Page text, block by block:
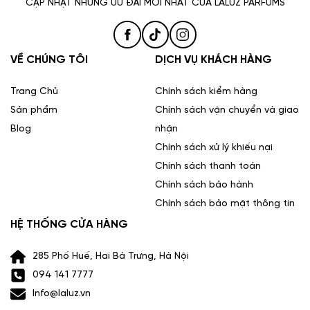
đáo của sản phẩm.
Hương thơm của Perfume Afnan rất độc đáo, quyến rũ
và phù hợp với nhiều phong cách cũng như sở thích
Nước hoa Afnan sử dụng hương liệu tự nhiên như gỗ,
gây kích ứng.
Có độ bám và thời gian lưu hương lâu từ 6 đến 12 giờ,
tùy thuộc vào nồng độ của sản phẩm.
CẬP NHẬT NHỮNG ƯU ĐÃI MỚI NHẤT CỦA LALUZ PARFUMS
VỀ CHÚNG TÔI
Trang Chủ
Sản phẩm
Blog
DỊCH VỤ KHÁCH HÀNG
Chính sách kiểm hàng
Chính sách vận chuyển và giao
nhận
Chính sách xử lý khiếu nại
Chính sách thanh toán
Chính sách bảo hành
Chính sách bảo mật thông tin
HỆ THỐNG CỬA HÀNG
285 Phố Huế, Hai Bà Trưng, Hà Nội
094 141 7777
Info@laluz.vn